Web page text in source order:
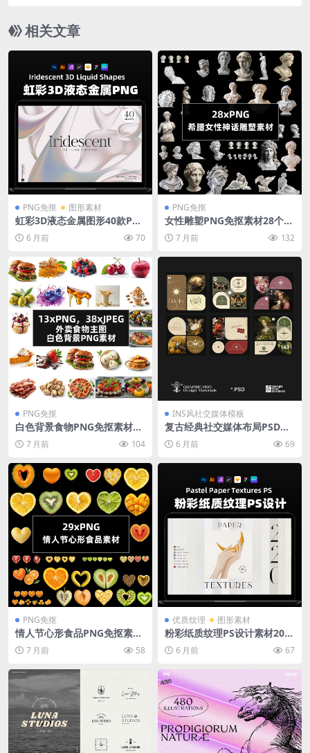
相关文章
PNG免抠 图形素材
虹彩3D液态金属图形40款PN
G透明背景光泽哑光质感品牌
包装设计素材
6 月前 70
PNG免抠
女性雕塑PNG免抠素材28个透
明背景希腊神话维纳斯赫拉大
理石雕像古典艺术设计
7 月前 132
PNG免抠
白色背景食物PNG免抠素材13
个+38张外卖商品图JPEG 淘宝
美团电商主图设计高清图片
7 月前 104
INS风社交媒体模板
复古经典社交媒体布局PSD模
板29个智能图层可自定义包装
平面设计Photoshop素材Pix
flow – Fancy Layouts
6 月前 69
PNG免抠
情人节心形食品PNG免抠素材
29个透明背景浪漫甜点蛋糕烘
焙装饰设计高清图片素材
7 月前 58
优质纹理 图形素材
粉彩纸质纹理PS设计素材20JP
G+40PNG 7000×5000婚礼请
柬背景薰衣草绿月桂
6 月前 67